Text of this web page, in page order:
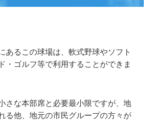
あるこの球場は、軟式野球やソフト
・ゴルフ等で利用することができま
さな本部席と必要最小限ですが、地
る他、地元の市民グループの方々が